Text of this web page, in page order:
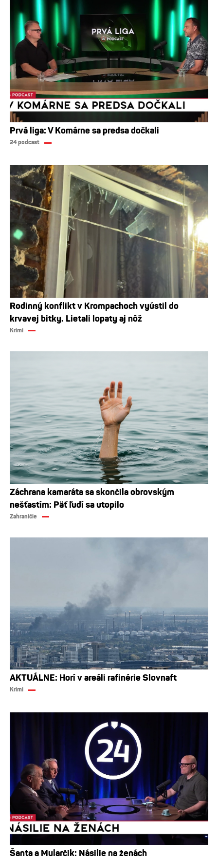
Prvá liga: V Komárne sa predsa dočkali
24 podcast
Rodinný konflikt v Krompachoch vyústil do
krvavej bitky. Lietali lopaty aj nôž
Krimi
Záchrana kamaráta sa skončila obrovským
nešťastím: Päť ľudí sa utopilo
Zahraničie
AKTUÁLNE: Horí v areáli rafinérie Slovnaft
Krimi
Šanta a Mularčik: Násilie na ženách